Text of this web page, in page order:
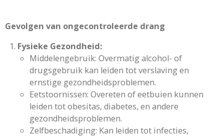
Gevolgen van ongecontroleerde drang
Fysieke Gezondheid:
Middelengebruik: Overmatig alcohol- of
drugsgebruik kan leiden tot verslaving en
ernstige gezondheidsproblemen.
Eetstoornissen: Overeten of eetbuien kunnen
leiden tot obesitas, diabetes, en andere
gezondheidsproblemen.
Zelfbeschadiging: Kan leiden tot infecties,